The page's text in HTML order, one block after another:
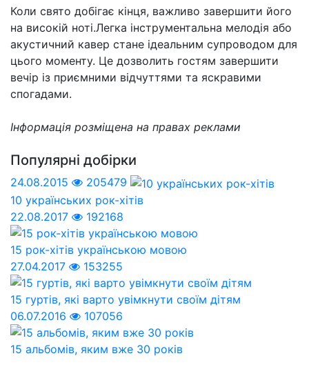
Коли свято добігає кінця, важливо завершити його
на високій ноті.Легка інструментальна мелодія або
акустичний кавер стане ідеальним супроводом для
цього моменту. Це дозволить гостям завершити
вечір із приємними відчуттями та яскравими
спогадами.
Інформація розміщена на правах реклами
Популярні добірки
24.08.2015
205479
10 українських рок-хітів
22.08.2017
192168
15 рок-хітів українською мовою
27.04.2017
153255
15 гуртів, які варто увімкнути своїм дітям
06.07.2016
107056
15 альбомів, яким вже 30 років